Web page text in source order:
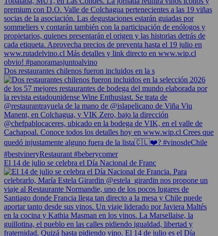
Dos restaurantes chilenos fueron incluidos en la s
El 14 de julio se celebra el Día Nacional de Franc